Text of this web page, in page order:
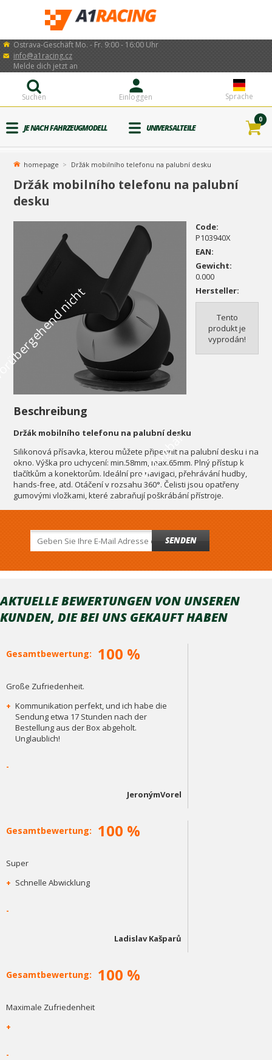
Ostrava-Geschäft Mo. - Fr. 9:00 - 16:00 Uhr
info@a1racing.cz
Sprache
Einloggen
Melde dich jetzt an
Suchen
JE NACH FAHRZEUGMODELL UNIVERSALTEILE
0
homepage Držák mobilního telefonu na palubní desku
Držák mobilního telefonu na palubní
desku
r
Code:
P103940X
EAN:
Gewicht:
0.000
Hersteller:
Tento
produkt je
vyprodán!
Beschreibung
Držák mobilního telefonu na palubní desku
Silikonová přísavka, kterou můžete připevnit na palubní desku i na
okno. Výška pro uchycení: min.58mm, max.65mm. Plný přístup k
tlačítkům a konektorům. Ideální pro navigaci, přehrávání hudby,
hands-free, atd. Otáčení v rozsahu 360°. Čelisti jsou opatřeny
gumovými vložkami, které zabraňují poškrábání přístroje.
SENDEN
AKTUELLE BEWERTUNGEN VON UNSEREN
KUNDEN, DIE BEI ​​UNS GEKAUFT HABEN
Gesamtbewertung: 100 %
Große Zufriedenheit.
+ Kommunikation perfekt, und ich habe die
Sendung etwa 17 Stunden nach der
Bestellung aus der Box abgeholt.
Unglaublich!
-
JeronýmVorel
Gesamtbewertung: 100 %
Super
+ Schnelle Abwicklung
-
Ladislav Kašparů
Gesamtbewertung: 100 %
Maximale Zufriedenheit
+
-